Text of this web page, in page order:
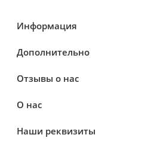
Информация
Дополнительно
Отзывы о нас
О нас
Наши реквизиты